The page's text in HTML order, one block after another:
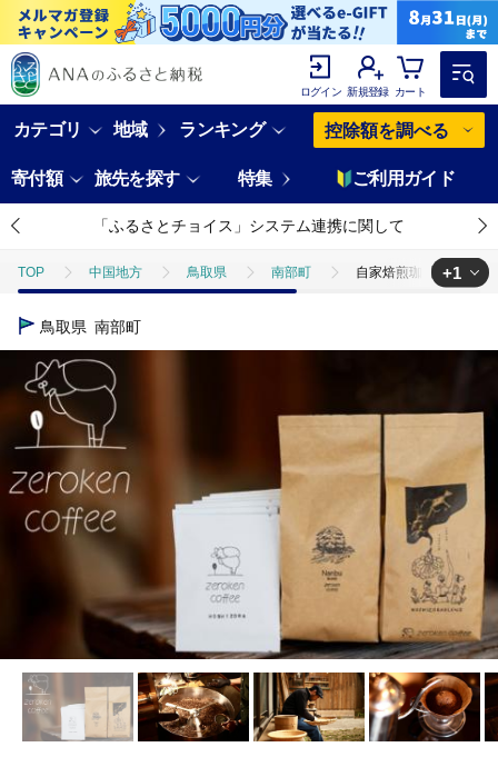
ログイン 新規登録 カート
カテゴリ 地域 ランキング 控除額を調べる
寄付額 旅先を探す 特集 ご利用ガイド
「ふるさとチョイス」システム連携に関して
TOP 中国地方 鳥取県 南部町 自家焙煎珈琲セット（
TOP
+1
鳥取県 南部町